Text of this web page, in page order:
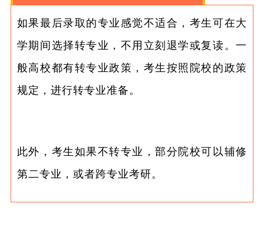
如果最后录取的专业感觉不适合，考生可在大
学期间选择转专业，不用立刻退学或复读。一
般高校都有转专业政策，考生按照院校的政策
规定，进行转专业准备。
此外，考生如果不转专业，部分院校可以辅修
第二专业，或者跨专业考研。